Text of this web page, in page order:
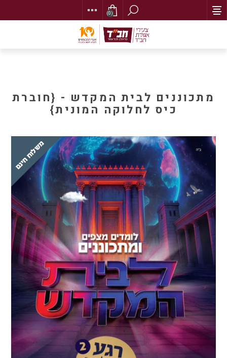
(0)
מתכוננים לבית המקדש - {חוברת
כיס לחלוקה המונית}